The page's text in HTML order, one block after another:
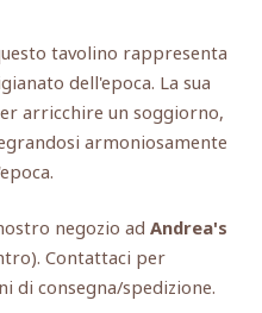
tavolino rappresenta
dell'epoca. La sua
arricchire un soggiorno,
armoniosamente
negozio ad Andrea's
Contattaci per
di consegna/spedizione.